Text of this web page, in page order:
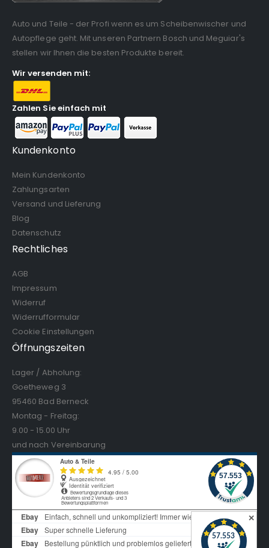
Auto und Teile - der Profi wenn es um Scheibenwischer und
Autopflege geht. Mit unseren Partnern Bosch und Meguiar's
stellen wir Ihnen die besten Produkte bereit.
Wir versenden mit:
Zahlen Sie einfach mit
Kundenkonto
Mein Kundenkonto
Zahlungsarten
Versand und Lieferung
Blog
Datenschutz
Rechtliches
AGB
Impressum
Widerruf
Widerrufformular
Cookie Einstellungen
Öffnungszeiten
Lager / Abholung:
Goetheweg 3
95460 Bad Berneck
Montag - Freitag:
9.00 - 15.00 Uhr
und nach Vereinbarung
✕